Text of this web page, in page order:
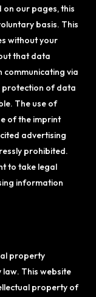
on our pages, this
basis. This
without your
that data
communicating via
protection of data
The use of
of the imprint
advertising
prohibited.
to take legal
information
property
This website
property of